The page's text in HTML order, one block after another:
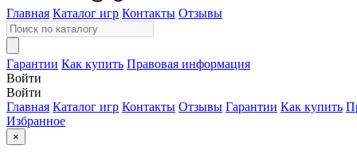
Главная Каталог игр Контакты Отзывы
Гарантии Как купить Правовая информация
Войти
Войти
Главная Каталог игр Контакты Отзывы Гарантии Как купить
Избранное
×